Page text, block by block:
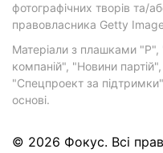
фотографічних творів та/
правовласника Getty
Матеріали з плашками
компаній", "Новини партій",
"Спецпроект за
основі.
© 2026 Фокус. Всі